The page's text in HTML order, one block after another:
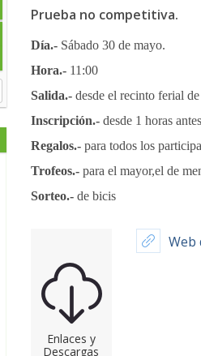
Prueba no competitiva.
Día.- Sábado 30 de mayo.
Hora.- 11:00
Salida.- desde el recinto ferial
Inscripción.- desde 1 horas
Regalos.- para todos los
Trofeos.- para el mayor,el de
Sorteo.- de bicis
Enlaces y
Descargas
Web